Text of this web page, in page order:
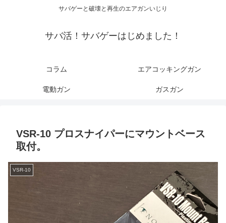
サバゲーと破壊と再生のエアガンいじり
サバ活！サバゲーはじめました！
コラム エアコッキングガン
電動ガン ガスガン
VSR-10 プロスナイパーにマウントベース
取付。
VSR-10